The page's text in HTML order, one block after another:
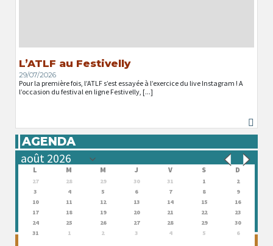
L’ATLF au Festivelly
29/07/2026
Pour la première fois, l’ATLF s’est essayée à l’exercice du live Instagram ! A
l’occasion du festival en ligne Festivelly, [...]
AGENDA
L M M J V S D
27 28 29 30 31 1
2
3
4 5 6 7 8
9
10
11 12 13 14 15
16
17
18 19 20 21 22
23
24
25 26 27 28 29
30
31
1 2 3 4 5 6